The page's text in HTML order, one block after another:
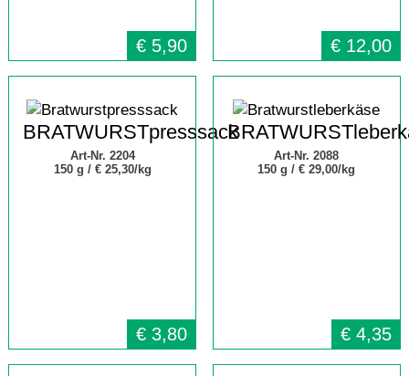
€ 5,90 € 12,00
BRATWURSTpresssack
Art-Nr. 2204
150 g / € 25,30/kg
€ 3,80
Art-Nr. 2088
150 g /€ 29,00/kg
€ 4,35